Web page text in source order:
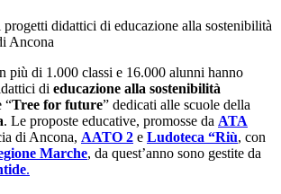
didattici di educazione alla sostenibilità
Ancona
più di 1.000 classi e 16.000 alunni hanno
di educazione alla sostenibilità
“Tree for future” dedicati alle scuole della
. Le proposte educative, promosse da ATA
di Ancona, AATO 2 e Ludoteca “Riù, con
Marche, da quest’anno sono gestite da
.